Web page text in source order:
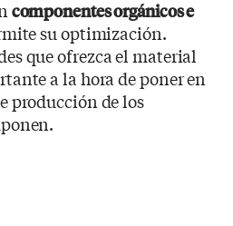
componentes orgánicos e
su optimización.
que ofrezca el material
a la hora de poner en
producción de los